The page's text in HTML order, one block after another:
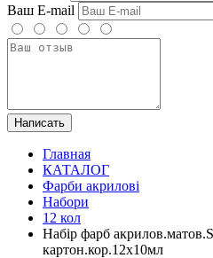
Ваш E-mail
Написать
Главная
КАТАЛОГ
Фарби акрилові
Набори
12 кол
Набір фарб
картон.кор.12х10мл